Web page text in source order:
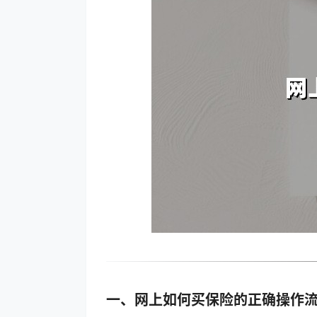
一、网上如何买保险的正确操作